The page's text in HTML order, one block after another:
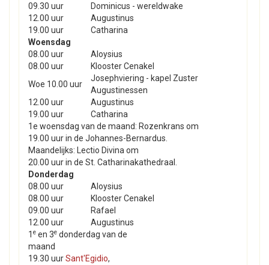
09.30 uur
Dominicus - wereldwake
12.00 uur
Augustinus
19.00 uur
Catharina
Woensdag
08.00 uur
Aloysius
08.00 uur
Klooster Cenakel
Woe 10.00 uur
Josephviering - kapel Zuster
Augustinessen
12.00 uur
Augustinus
19.00 uur
Catharina
1e woensdag van de maand: Rozenkrans om
19.00 uur in de Johannes-Bernardus.
Maandelijks: Lectio Divina om
20.00 uur in de St. Catharinakathedraal.
Donderdag
08.00 uur
Aloysius
08.00 uur
Klooster Cenakel
09.00 uur
Rafael
12.00 uur
Augustinus
1 e en 3e donderdag van de
maand
19.30 uurSant'Egidio,